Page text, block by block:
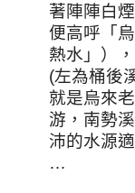
著陣陣白
便高呼「
熱水」）
(左為桶後
就是烏來
游，南勢
沛的水源
…